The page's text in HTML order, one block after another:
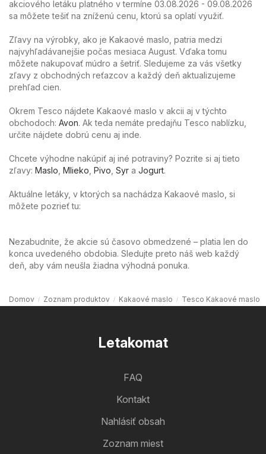
akciového letáku platného v termíne 03.08.2026 - 09.08.2026
sa môžete tešiť na zníženú cenu, ktorú sa oplatí využiť.
Zľavy na výrobky, ako je Kakaové maslo, patria medzi
najvyhľadávanejšie počas mesiaca August. Vďaka tomu
môžete nakupovať múdro a šetriť. Sledujeme za vás všetky
zľavy z obchodných reťazcov a každý deň aktualizujeme
prehľad cien.
Okrem Tesco nájdete Kakaové maslo v akcii aj v týchto
obchodoch: Avon. Ak teda nemáte predajňu Tesco nablízku,
určite nájdete dobrú cenu aj inde.
Chcete výhodne nakúpiť aj iné potraviny? Pozrite si aj tieto
zľavy: Maslo Mlieko Pivo Syr a Jogurt.
Aktuálne letáky, v ktorých sa nachádza Kakaové maslo, si
môžete pozrieť tu:
Nezabudnite, že akcie sú časovo obmedzené – platia len do
konca uvedeného obdobia. Sledujte preto náš web každý
deň, aby vám neušla žiadna výhodná ponuka.
Domov Zoznam produktov Kakaové maslo Tesco Kakaové maslo
Letakomat
FAQ
Kontakt
Nahlásiť obsah
Zoznam miest